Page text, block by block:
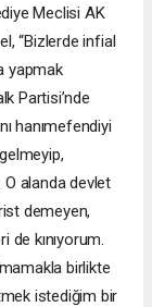
Meclisi AK
“Bizlerde infial
yapmak
Partisi’nde
hanımefendiyi
alanda devlet
demeyen,
kınıyorum.
birlikte
istediğim bir